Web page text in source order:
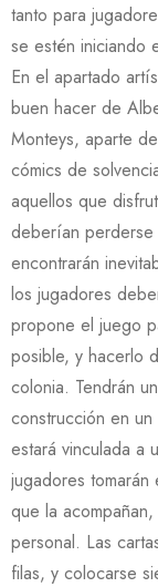
tanto para
se estén iniciando
En el apartado
buen hacer de
Monteys, aparte
cómics de
aquellos que
deberían perderse
encontrarán
los jugadores
propone el juego
posible, y hacerlo
colonia. Tendrán
construcción en
estará vinculada a
jugadores tomarán
que la
personal. Las
filas, y colocarse